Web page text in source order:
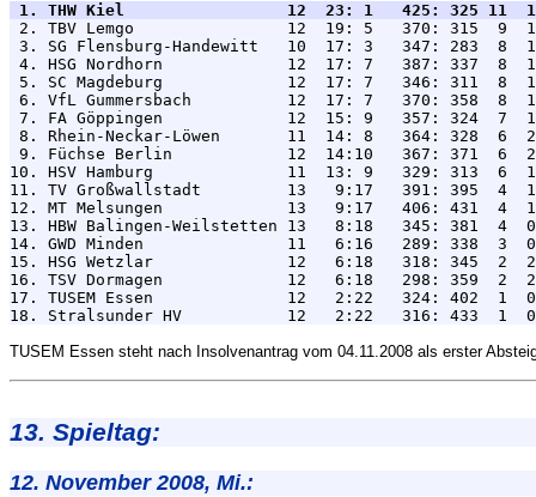
1. THW Kiel                 12  23: 1   425: 325 11
2. TBV Lemgo                12  19: 5   370: 315  9
3. SG Flensburg-Handewitt   10  17: 3   347: 283  8
4. HSG Nordhorn             12  17: 7   387: 337  8
5. SC Magdeburg             12  17: 7   346: 311  8
6. VfL Gummersbach          12  17: 7   370: 358  8
7. FA Göppingen             12  15: 9   357: 324  7
8. Rhein-Neckar-Löwen       11  14: 8   364: 328  6
9. Füchse Berlin            12  14:10   367: 371  6
10. HSV Hamburg              11  13: 9   329: 313  6
11. TV Großwallstadt         13   9:17   391: 395  4
12. MT Melsungen             13   9:17   406: 431  4
13. HBW Balingen-Weilstetten 13   8:18   345: 381  4
14. GWD Minden               11   6:16   289: 338  3
15. HSG Wetzlar              12   6:18   318: 345  2
16. TSV Dormagen             12   6:18   298: 359  2
17. TUSEM Essen              12   2:22   324: 402  1
TUSEM Essen steht nach Insolvenantrag vom 04.11.2008 als erster
13. Spieltag:
12. November 2008, Mi.: